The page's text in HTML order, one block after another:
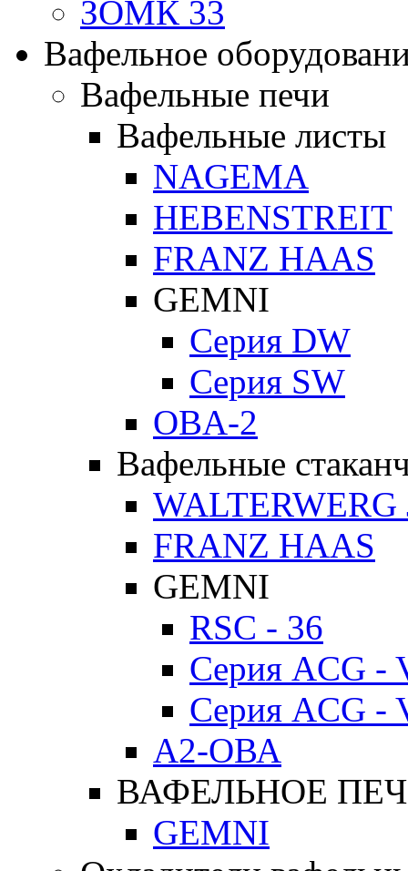
ЗОМК 33
Вафельное
Вафельные печи
Вафельные листы
NAGEMA
HEBENSTREIT
FRANZ HAAS
GEMNI
Серия DW
Серия SW
OBA-2
Вафельные
WALTERWERG
FRANZ HAAS
GEMNI
RSC - 36
Серия ACG -
Серия ACG -
А2-ОВА
ВАФЕЛЬНОЕ
GEMNI